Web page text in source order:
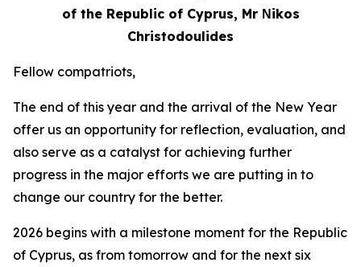
of the Republic of Cyprus, Mr Νikos
Christodoulides
Fellow compatriots,
The end of this year and the arrival of the New Year
offer us an opportunity for reflection, evaluation, and
also serve as a catalyst for achieving further
progress in the major efforts we are putting in to
change our country for the better.
2026 begins with a milestone moment for the Republic
of Cyprus, as from tomorrow and for the next six